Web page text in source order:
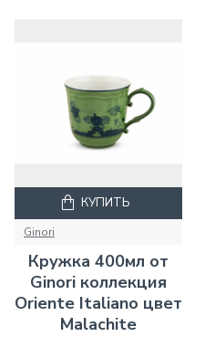
Ginori
Кружка 400мл от
Ginori коллекция
Oriente Italiano цвет
Malachite
КУПИТЬ